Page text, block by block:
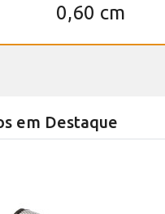
0,60 cm
em Destaque